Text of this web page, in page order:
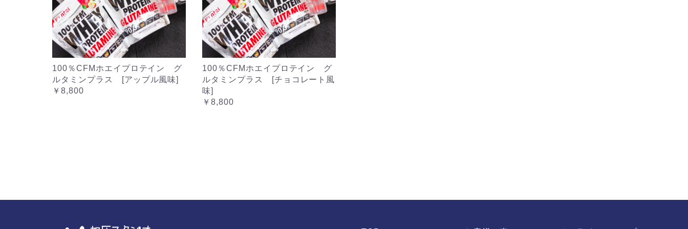
100％CFMホエイプロテイン グ
ルタミンプラス [アップル風味]
￥8,800
100％CFMホエイプロテイン グ
ルタミンプラス [チョコレート風
味]
￥8,800